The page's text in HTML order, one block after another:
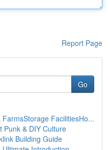
Report Page
Go
FacilitiesHo...
Punk & DIY Culture
Building Guide